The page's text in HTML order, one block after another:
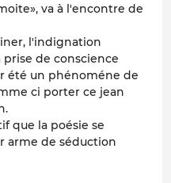
va à l'encontre de
l'indignation
de conscience
été un phénoméne de
ci porter ce jean
que la poésie se
arme de séduction